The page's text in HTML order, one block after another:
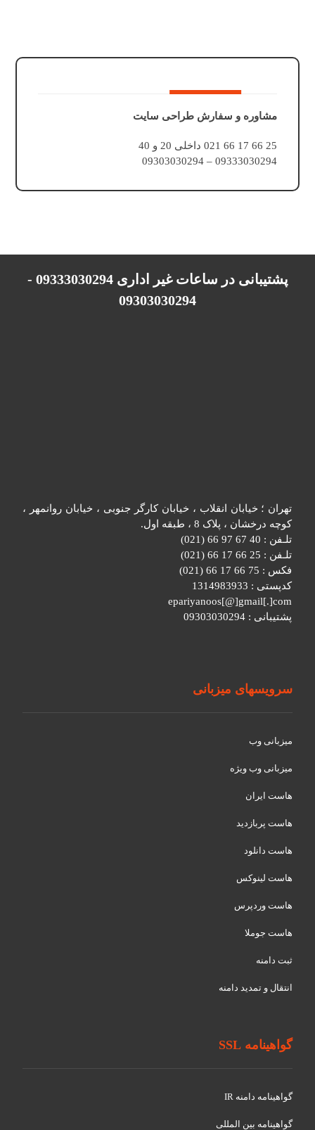
مشاوره و سفارش طراحی سایت
25 66 17 66 021 داخلی 20 و 40
09333030294 – 09303030294
پشتیبانی در ساعات غیر اداری 09333030294 -
09303030294
تهران ؛ خیابان انقلاب ، خیابان کارگر جنوبی ، خیابان روانمهر ،
کوچه درخشان ، پلاک 8 ، طبقه اول.
تلـفن : 40 67 97 66 (021)
تلـفن : 25 66 17 66 (021)
فکس : 75 66 17 66 (021)
کدپستی : 1314983933
epariyanoos[@]gmail[.]com
پشتیبانی : 09303030294
سرویسهای میزبانی
میزبانی وب
میزبانی وب ویژه
هاست ایران
هاست پربازدید
هاست دانلود
هاست لینوکس
هاست وردپرس
هاست جوملا
ثبت دامنه
انتقال و تمدید دامنه
گواهینامه SSL
گواهينامه دامنه IR
گواهينامه بین المللی